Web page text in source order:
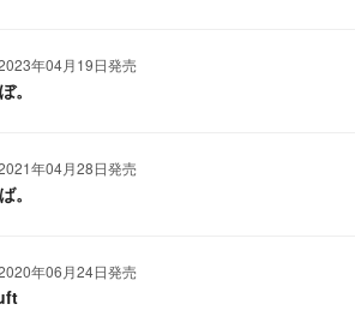
年04月19日発売
。
年04月28日発売
。
年06月24日発売